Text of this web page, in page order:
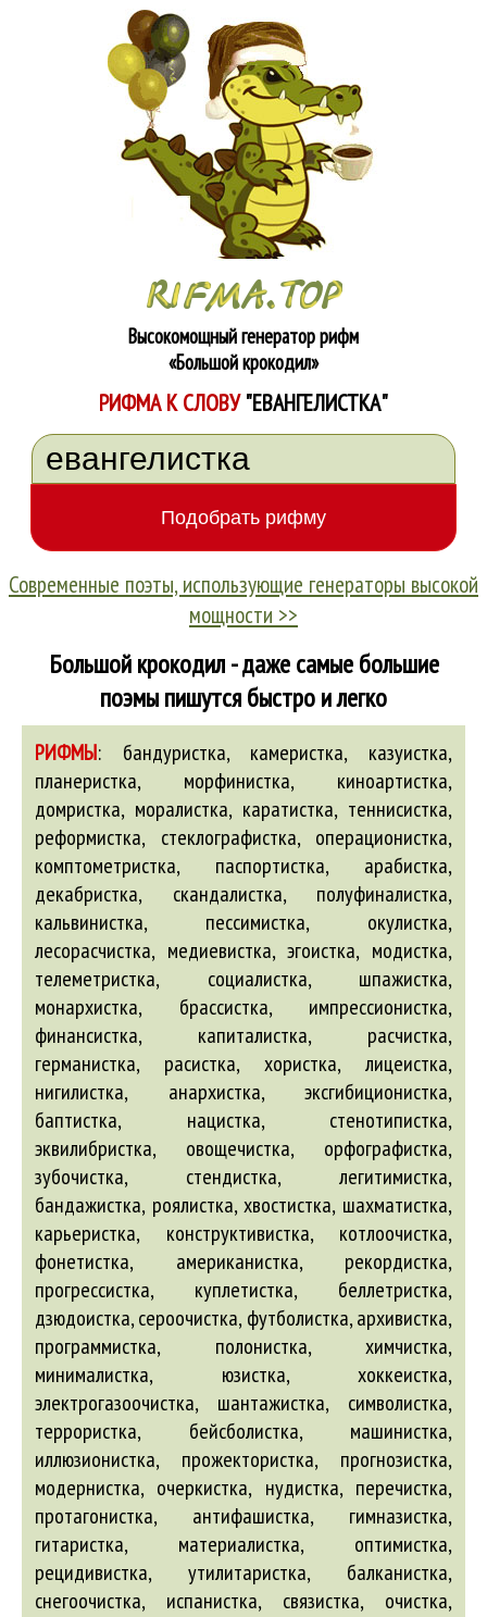
Высокомощный генератор рифм
«Большой крокодил»
РИФМА К СЛОВУ"ЕВАНГЕЛИСТКА"
Современные поэты, использующие генераторы высокой
мощности >>
Большой крокодил - даже самые большие
поэмы пишутся быстро и легко
РИФМЫ: бандуристка, камеристка, казуистка,
планеристка, морфинистка, киноартистка,
домристка, моралистка, каратистка, теннисистка,
реформистка, стеклографистка, операционистка,
комптометристка, паспортистка, арабистка,
декабристка, скандалистка, полуфиналистка,
кальвинистка, пессимистка, окулистка,
лесорасчистка, медиевистка, эгоистка, модистка,
телеметристка, социалистка, шпажистка,
монархистка, брассистка, импрессионистка,
финансистка, капиталистка, расчистка,
германистка, расистка, хористка, лицеистка,
нигилистка, анархистка, эксгибиционистка,
баптистка, нацистка, стенотипистка,
эквилибристка, овощечистка, орфографистка,
зубочистка, стендистка, легитимистка,
бандажистка, роялистка, хвостистка, шахматистка,
карьеристка, конструктивистка, котлоочистка,
фонетистка, американистка, рекордистка,
прогрессистка, куплетистка, беллетристка,
дзюдоистка, сероочистка, футболистка, архивистка,
программистка, полонистка, химчистка,
минималистка, юзистка, хоккеистка,
электрогазоочистка, шантажистка, символистка,
террористка, бейсболистка, машинистка,
иллюзионистка, прожектористка, прогнозистка,
модернистка, очеркистка, нудистка, перечистка,
протагонистка, антифашистка, гимназистка,
гитаристка, материалистка, оптимистка,
рецидивистка, утилитаристка, балканистка,
снегоочистка, испанистка, связистка, очистка,